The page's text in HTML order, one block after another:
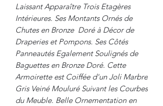
Laissant Apparaître Trois Etagères
Intérieures. Ses Montants Ornés de
Chutes en Bronze Doré à Décor de
Draperies et Pompons. Ses Côtés
Panneautés Egalement Soulignés de
Baguettes en Bronze Doré. Cette
Armoirette est Coiffée d'un Joli Marbre
Gris Veiné Mouluré Suivant les Courbes
du Meuble. Belle Ornementation en